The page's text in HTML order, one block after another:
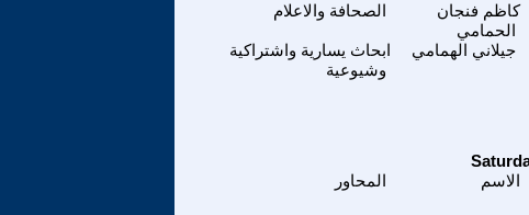
الصحافة والاعلام
كاظم فنجان
الحمامي
ابحاث يسارية واشتراكية
وشيوعية
جيلاني الهمامي
الاسم